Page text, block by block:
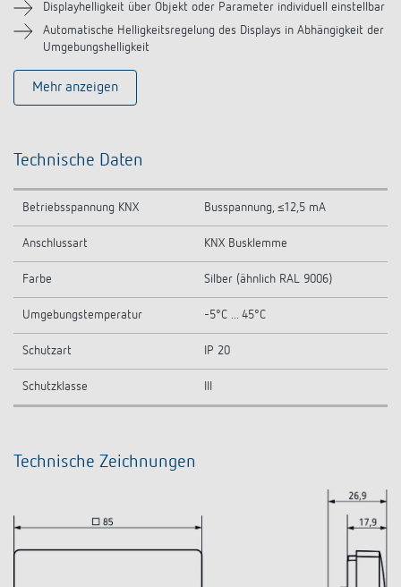
Displayhelligkeit über Objekt oder Parameter individuell einstellbar
Automatische Helligkeitsregelung des Displays in Abhängigkeit der
Umgebungshelligkeit
Mehr anzeigen
Technische Daten
Betriebsspannung KNX Busspannung, ≤12,5 mA
Anschlussart KNX Busklemme
Farbe Silber (ähnlich RAL 9006)
Umgebungstemperatur -5°C ... 45°C
Schutzart IP 20
Schutzklasse
Technische Zeichnungen